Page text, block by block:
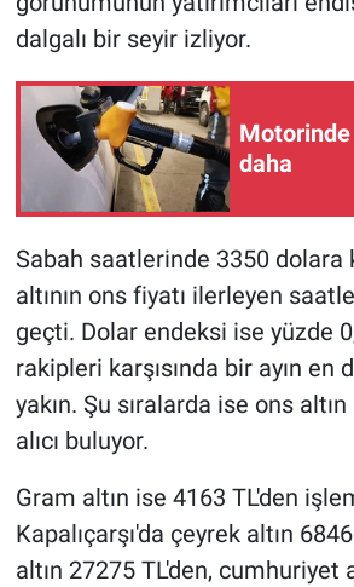
dalgalı bir seyir izliyor.
daha
Sabah saatlerinde 3350 dolara
altının ons fiyatı ilerleyen
geçti. Dolar endeksi ise yüzde
rakipleri karşısında bir ayın en
yakın. Şu sıralarda ise ons
alıcı buluyor.
Gram altın ise 4163 TL'den
Kapalıçarşı'da çeyrek altın
altın 27275 TL'den, cumhuriyet
Gündem Özel
Günün görüntüsü
Haber
Kimdir
Koronavirüs
Kültür Sanat
Ne demişti
Nedir